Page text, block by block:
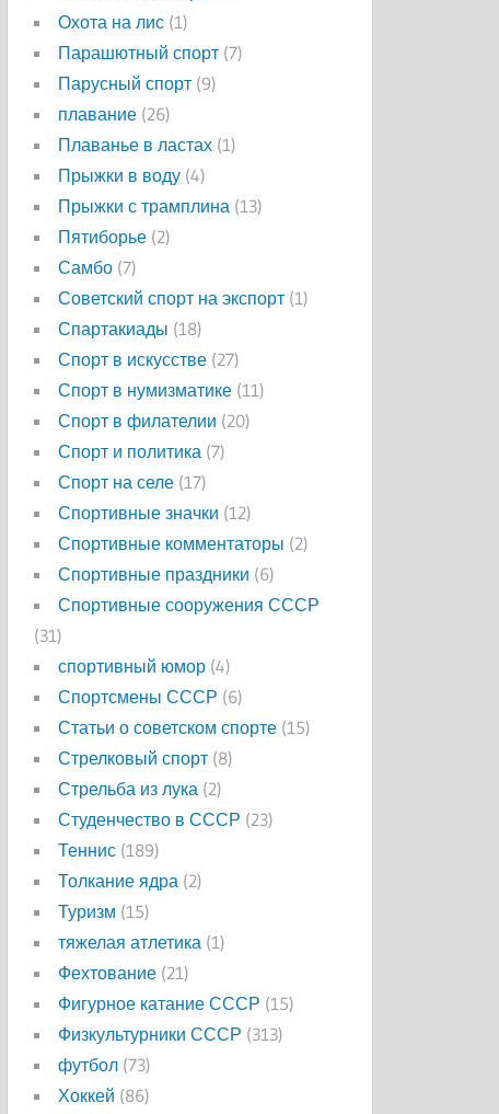
Охота на лис (1)
Парашютный спорт (7)
Парусный спорт (9)
плавание (26)
Плаванье в ластах (1)
Прыжки в воду (4)
Прыжки с трамплина (13)
Пятиборье (2)
Самбо (7)
Советский спорт на экспорт (1)
Спартакиады (18)
Спорт в искусстве (27)
Спорт в нумизматике (11)
Спорт в филателии (20)
Спорт и политика (7)
Спорт на селе (17)
Спортивные значки (12)
Спортивные комментаторы (2)
Спортивные праздники (6)
Спортивные сооружения СССР
(31)
спортивный юмор (4)
Спортсмены СССР (6)
Статьи о советском спорте (15)
Стрелковый спорт (8)
Стрельба из лука (2)
Студенчество в СССР (23)
Теннис (189)
Толкание ядра (2)
Туризм (15)
тяжелая атлетика (1)
Фехтование (21)
Фигурное катание СССР (15)
Физкультурники СССР (313)
футбол (73)
Хоккей (86)